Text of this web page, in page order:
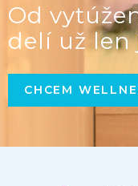
Od
delí už len
CHCEM